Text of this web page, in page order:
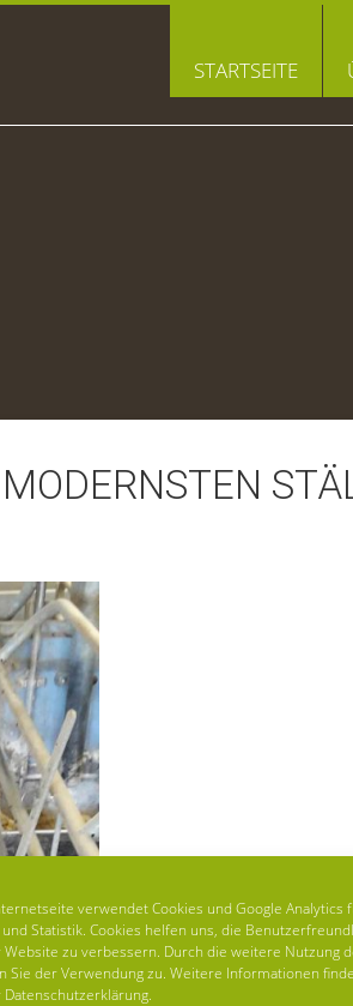
verwendet Cookies und Google Analytics
und Statistik. Cookies helfen uns, die
Website zu verbessern. Durch die weitere Nutzung
Sie der Verwendung zu. Weitere Informationen
STARTSEITE